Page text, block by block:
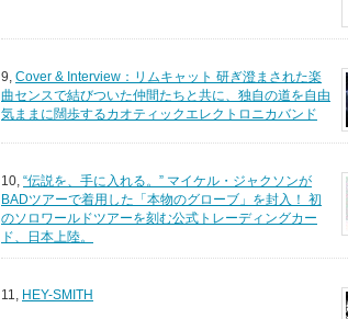
9, Cover & Interview：リムキャット 研ぎ澄まされた楽
曲センスで結びついた仲間たちと共に、独自の道を自由
気ままに闊歩するカオティックエレクトロニカバンド
10, “伝説を、手に入れる。” マイケル・ジャクソンが
BADツアーで着用した「本物のグローブ」を封入！ 初
のソロワールドツアーを刻む公式トレーディングカー
ド、日本上陸。
11, HEY-SMITH